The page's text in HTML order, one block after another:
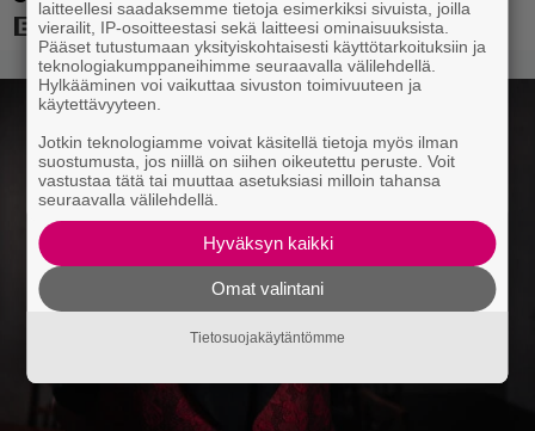
laitteellesi saadaksemme tietoja esimerkiksi sivuista, joilla
vierailit, IP-osoitteestasi sekä laitteesi ominaisuuksista.
Pääset tutustumaan yksityiskohtaisesti käyttötarkoituksiin ja
teknologiakumppaneihimme seuraavalla välilehdellä.
Hylkääminen voi vaikuttaa sivuston toimivuuteen ja
käytettävyyteen.
Jotkin teknologiamme voivat käsitellä tietoja myös ilman
suostumusta, jos niillä on siihen oikeutettu peruste. Voit
vastustaa tätä tai muuttaa asetuksiasi milloin tahansa
seuraavalla välilehdellä.
Hyväksyn kaikki
Omat valintani
Tietosuojakäytäntömme